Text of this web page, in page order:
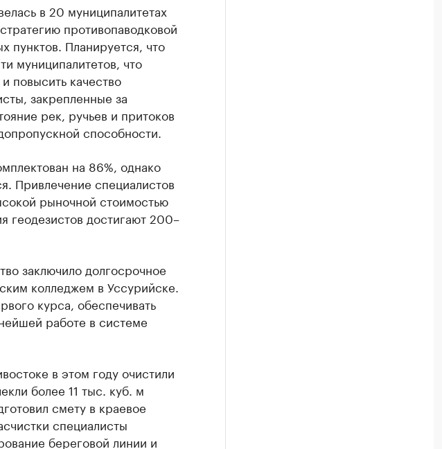
в 20 муниципалитетах
противопаводковой
пунктов. Планируется, что
муниципалитетов, что
повысить качество
закрепленные за
рек, ручьев и притоков
способности.
на 86%, однако
Привлечение специалистов
рыночной стоимостью
геодезистов достигают 200–
заключило долгосрочное
колледжем в Уссурийске.
курса, обеспечивать
работе в системе
в этом году очистили
более 11 тыс. куб. м
смету в краевое
специалисты
береговой линии и